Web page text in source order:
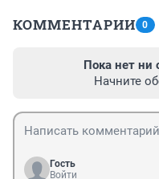
КОММЕНТАРИИ 0
Пока нет ни
Начните
Гость
Войти